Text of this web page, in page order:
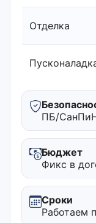
Отделка
ПБ/
Бюджет
Фикс в
Сроки
Работаем